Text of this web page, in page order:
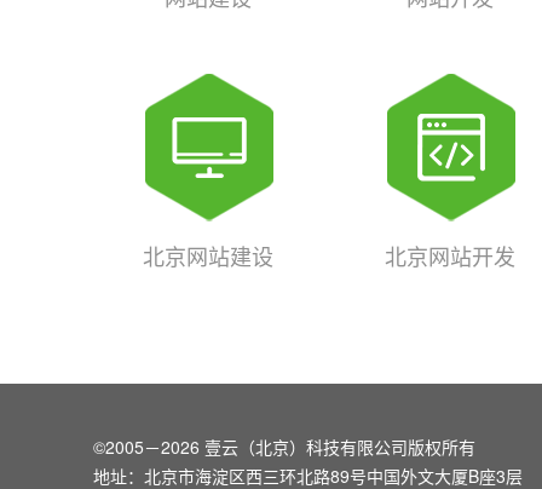
北京网站建设 北京网站开发
©2005－2026 壹云（北京）科技有限公司版权所有
地址：北京市海淀区西三环北路89号中国外文大厦B座3层